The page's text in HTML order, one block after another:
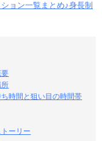
ョン一覧まとめ♪身長制
時間と狙い目の時間帯
ーリー